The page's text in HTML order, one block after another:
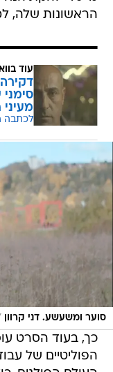
הראשונות שלה,
עוד
מעיני
לכתבה
סוער ומשעשע. דני קרוון
כך, בעוד הסרט
הפוליטיים של